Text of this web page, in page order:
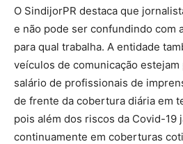
O SindijorPR destaca que
e não pode ser confundindo com
para qual trabalha. A entidade
veículos de comunicação
salário de profissionais de
de frente da cobertura diária em
pois além dos riscos da Covid-19
continuamente em coberturas